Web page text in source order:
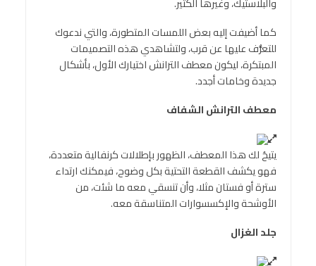
كما أضيفت إليه بعض اللمسات المتطورة، والتي ندعوك
للتعرُّف عليها عن قرب، ولتشاهدي هذه التصميمات
المبتكرة، ليكون معطف الترانش اختيارك الأول، بأشكال
جديدة وخامات أجدد.
معطف الترانش الشفاف
يتيحُ لك هذا المعطف، الظهور بإطلالات كرنفالية متعددة،
فهو يكشف القطعة التحتية بكل وضوح، فيمكنك ارتداء
سترة أو فستان مثلا، وأن تنسقي معه ما شئت، من
الأوشحة والإكسسوارات المتناسقة معه.
جلد الغزال